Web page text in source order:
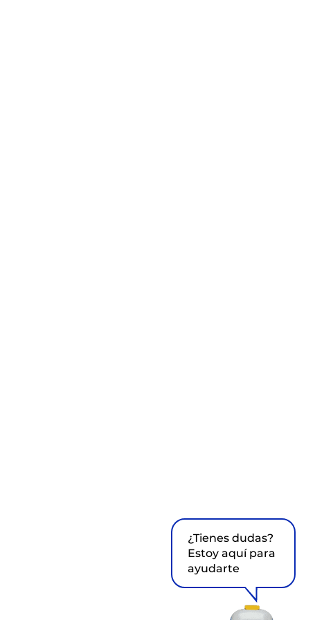
¿Tienes dudas?
Estoy aquí para
ayudarte